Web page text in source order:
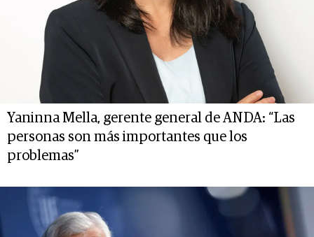
Yaninna Mella, gerente general de ANDA: “Las
personas son más importantes que los
problemas”